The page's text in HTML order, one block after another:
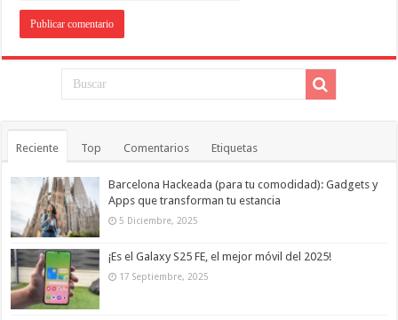
Reciente Top Comentarios Etiquetas
Barcelona Hackeada (para tu comodidad): Gadgets y
Apps que transforman tu estancia
5 Diciembre, 2025
¡Es el Galaxy S25 FE, el mejor móvil del 2025!
17 Septiembre, 2025